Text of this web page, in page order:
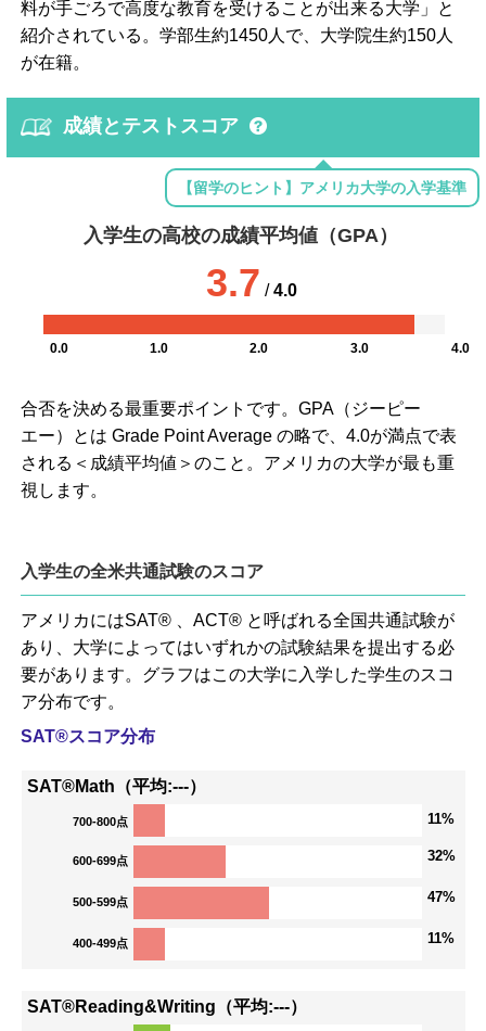
料が手ごろで高度な教育を受けることが出来る大学」と
紹介されている。学部生約1450人で、大学院生約150人
が在籍。
成績とテストスコア
【留学のヒント】アメリカ大学の入学基準
入学生の高校の成績平均値（GPA）
3.7 /4.0
0.0 1.0 2.0 3.0 4.0
合否を決める最重要ポイントです。GPA（ジーピー
エー）とは Grade Point Average の略で、4.0が満点で表
される＜成績平均値＞のこと。アメリカの大学が最も重
視します。
入学生の全米共通試験のスコア
アメリカにはSAT® 、ACT® と呼ばれる全国共通試験が
あり、大学によってはいずれかの試験結果を提出する必
要があります。グラフはこの大学に入学した学生のスコ
ア分布です。
SAT®スコア分布
SAT®Math（平均:---）
700-800点 11%
600-699点 32%
500-599点 47%
400-499点 11%
SAT®Reading&Writing（平均:---）